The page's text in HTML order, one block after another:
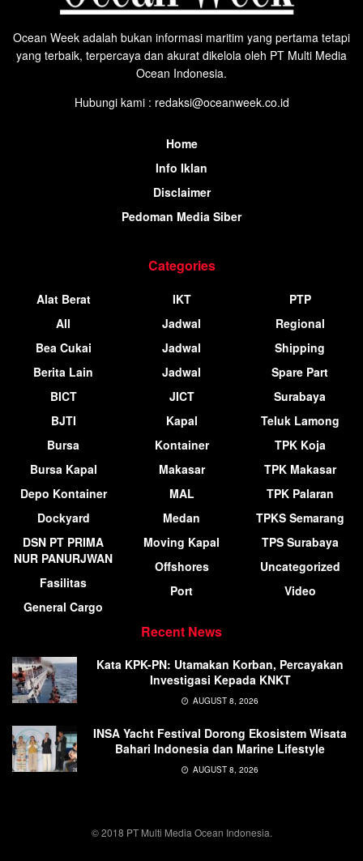
Ocean Week adalah bukan informasi maritim yang pertama tetapi
yang terbaik, terpercaya dan akurat dikelola oleh PT Multi Media
Ocean Indonesia.
Hubungi kami : redaksi@oceanweek.co.id
Home
Info Iklan
Disclaimer
Pedoman Media Siber
Categories
Alat Berat
All
Bea Cukai
Berita Lain
BICT
BJTI
Bursa
Bursa Kapal
Depo Kontainer
Dockyard
DSN PT PRIMA
NUR PANURJWAN
Fasilitas
General Cargo
IKT
Jadwal
Jadwal
Jadwal
JICT
Kapal
Kontainer
Makasar
MAL
Medan
Moving Kapal
Offshores
Port
PTP
Regional
Shipping
Spare Part
Surabaya
Teluk Lamong
TPK Koja
TPK Makasar
TPK Palaran
TPKS Semarang
TPS Surabaya
Uncategorized
Video
Recent News
Kata KPK-PN: Utamakan Korban, Percayakan
Investigasi Kepada KNKT
AUGUST 8, 2026
INSA Yacht Festival Dorong Ekosistem Wisata
Bahari Indonesia dan Marine Lifestyle
AUGUST 8, 2026
© 2018 PT Multi Media Ocean Indonesia.